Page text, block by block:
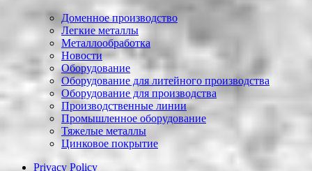
Доменное производство
Легкие металлы
Металлообработка
Новости
Оборудование
Оборудование для литейного производства
Оборудование для производства
Производственные линии
Промышленное оборудование
Тяжелые металлы
Цинковое покрытие
Privacy Policy